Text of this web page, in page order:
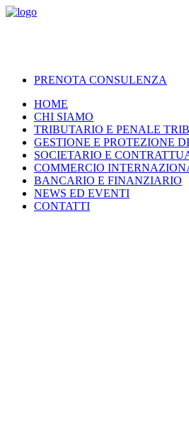
PRENOTA CONSULENZA
HOME
CHI SIAMO
TRIBUTARIO E PENALE
GESTIONE E PROTEZIONE
SOCIETARIO E
COMMERCIO
BANCARIO E FINANZIARIO
NEWS ED EVENTI
CONTATTI